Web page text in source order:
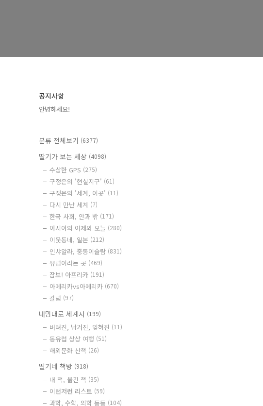
공지사항
안녕하세요!
분류 전체보기 (6377)
딸기가 보는 세상 (4098)
수상한 GPS (275)
구정은의 '현실지구' (61)
구정은의 '세계, 이곳' (11)
다시 만난 세계 (7)
한국 사회, 안과 밖 (171)
아시아의 어제와 오늘 (280)
이웃동네, 일본 (212)
인샤알라, 중동이슬람 (831)
유럽이라는 곳 (469)
잠보! 아프리카 (191)
아메리카vs아메리카 (670)
칼럼 (97)
내맘대로 세계사 (199)
버려진, 남겨진, 잊혀진 (11)
동유럽 상상 여행 (51)
해외문화 산책 (26)
딸기네 책방 (918)
내 책, 옮긴 책 (35)
이런저런 리스트 (59)
과학, 수학, 의학 등등 (104)